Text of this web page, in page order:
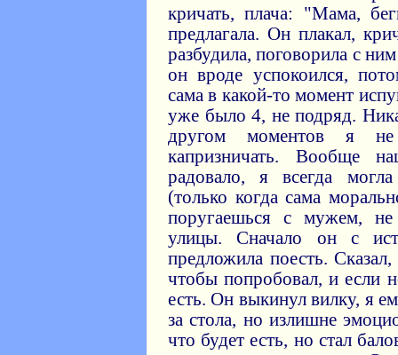
кричать, плача: "Мама,
предлагала. Он плакал,
разбудила, поговорила с
он вроде успокоился,
сама в какой-то момент
уже было 4, не подряд.
другом моментов я
капризничать. Вообще
радовало, я всегда
(только когда сама
поругаешься с мужем,
улицы. Сначало он с
предложила поесть.
чтобы попробовал, и если
есть. Он выкинул вилку, я
за стола, но излишне
что будет есть, но стал